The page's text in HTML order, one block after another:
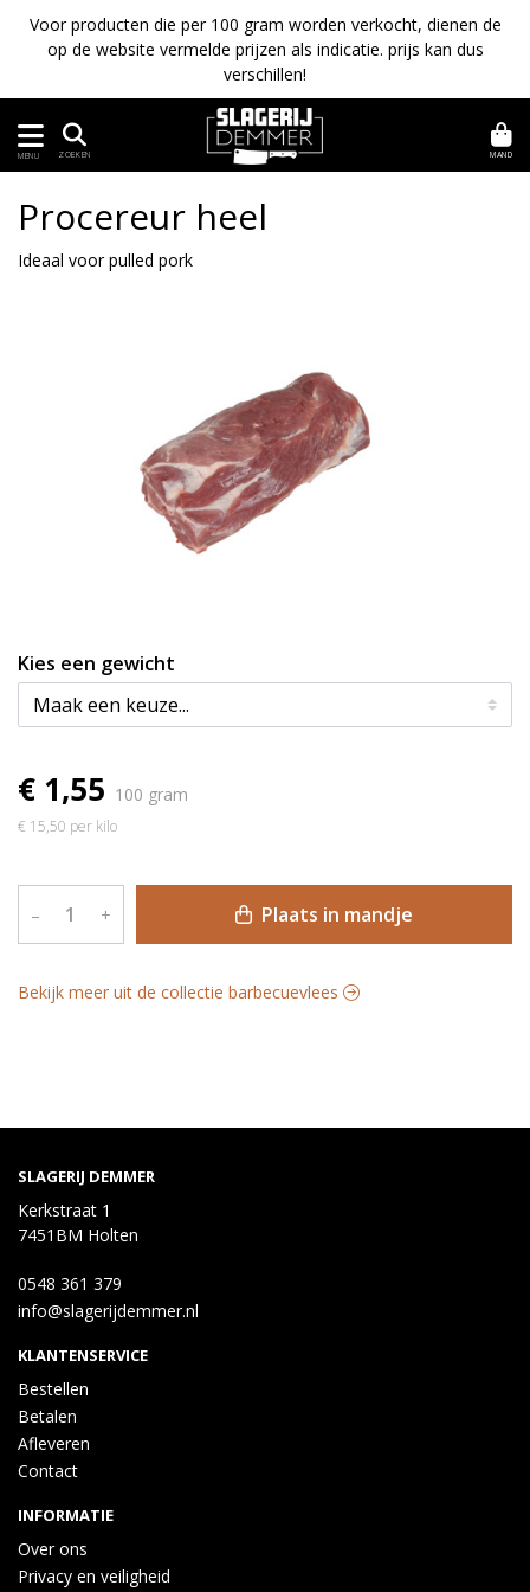
Voor producten die per 100 gram worden verkocht, dienen de
op de website vermelde prijzen als indicatie. prijs kan dus
verschillen!
MENU ZOEKEN MAND
Procereur heel
Ideaal voor pulled pork
Kies een gewicht
€ 1,55 100 gram
€ 15,50 per kilo
– + Plaats in mandje
Bekijk meer uit de collectie barbecuevlees
SLAGERIJ DEMMER
Kerkstraat 1
7451BM Holten
0548 361 379
info@slagerijdemmer.nl
KLANTENSERVICE
Bestellen
Betalen
Afleveren
Contact
INFORMATIE
Over ons
Privacy en veiligheid